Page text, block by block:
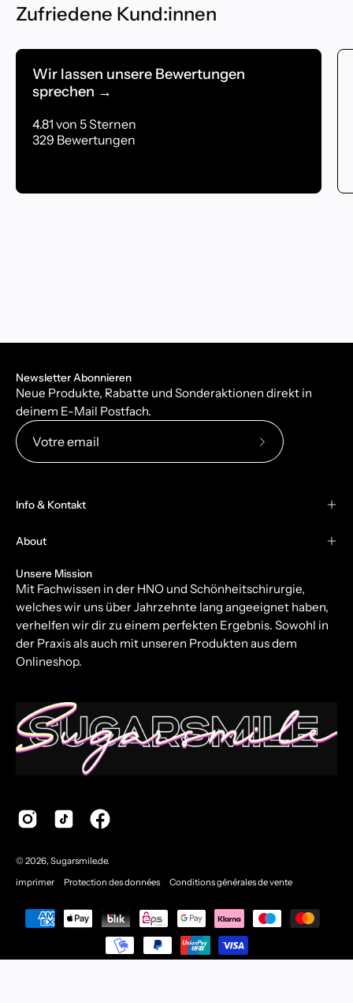
Zufriedene Kund:innen
Wir lassen unsere Bewertungen
sprechen →
4.81 von 5 Sternen
329 Bewertungen
Newsletter Abonnieren
Neue Produkte, Rabatte und Sonderaktionen direkt in
deinem E-Mail Postfach.
Abonnez-
Info & Kontakt
About
Unsere Mission
Mit Fachwissen in der HNO und Schönheitschirurgie,
welches wir uns über Jahrzehnte lang angeeignet haben,
verhelfen wir dir zu einem perfekten Ergebnis. Sowohl in
der Praxis als auch mit unseren Produkten aus dem
Onlineshop.
© 2026, Sugarsmile.de.
imprimer
Protection des données Conditions générales de vente